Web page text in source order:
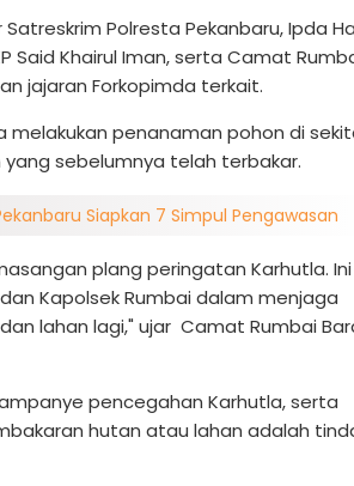
Polresta Pekanbaru, Ipda
Said Khairul Iman, serta Camat
jajaran Forkopimda terkait.
melakukan penanaman pohon di
yang sebelumnya telah terbakar.
Siapkan 7 Simpul Pengawasan
plang peringatan Karhutla. Ini
Kapolsek Rumbai dalam menjaga
lahan lagi," ujar Camat Rumbai
pencegahan Karhutla, serta
hutan atau lahan adalah